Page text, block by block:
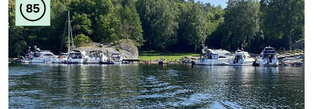
85